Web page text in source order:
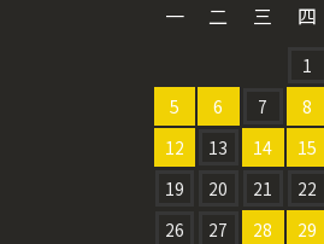
一 二 三 四
月
1
5
6 7 8
12
13 14 15
19
20 21 22
26
27 28 29